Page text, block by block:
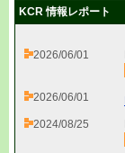
KCR 情報レポート
2026/06/01
2026/06/01
2024/08/25